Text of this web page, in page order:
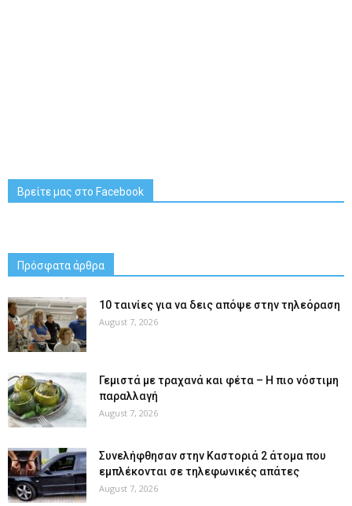
Βρείτε μας στο Facebook
Πρόσφατα άρθρα
10 ταινίες για να δεις απόψε στην τηλεόραση
August 7, 2026
Γεμιστά με τραχανά και φέτα – Η πιο νόστιμη
παραλλαγή
August 7, 2026
Συνελήφθησαν στην Καστοριά 2 άτομα που
εμπλέκονται σε τηλεφωνικές απάτες
August 7, 2026